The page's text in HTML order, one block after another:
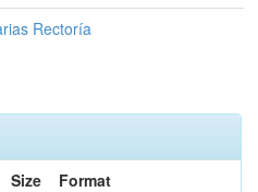
Rectoría
Size
Format